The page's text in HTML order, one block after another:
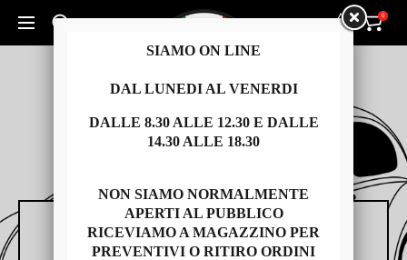
Cerca un prodotto... 0 0
RICAMBI
SIAMO ON LINE
DAL LUNEDI AL VENERDI
DALLE 8.30 ALLE 12.30 E DALLE
14.30 ALLE 18.30
NON SIAMO NORMALMENTE
APERTI AL PUBBLICO
RICEVIAMO A MAGAZZINO PER
PREVENTIVI O RITIRO ORDINI